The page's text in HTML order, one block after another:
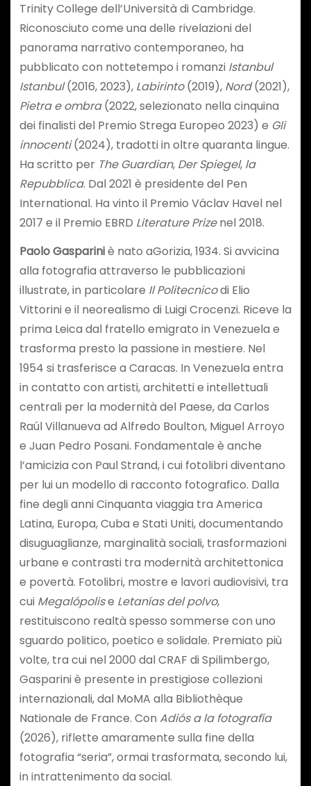
Trinity College dell’Università di Cambridge.
Riconosciuto come una delle rivelazioni del
panorama narrativo contemporaneo, ha
pubblicato con nottetempo i romanzi Istanbul
Istanbul(2016, 2023), Labirinto(2019), Nord(2021),
Pietra e ombra(2022, selezionato nella cinquina
dei finalisti del Premio Strega Europeo 2023) e Gli
innocenti(2024), tradotti in oltre quaranta lingue.
Ha scritto per The Guardian, Der Spiegel, la
Repubblica. Dal 2021 è presidente del Pen
International. Ha vinto il Premio Václav Havel nel
2017 e il Premio EBRD Literature Prizenel 2018.
Paolo Gaspariniè nato aGorizia, 1934. Si avvicina
alla fotografia attraverso le pubblicazioni
illustrate, in particolare Il Politecnicodi Elio
Vittorini e il neorealismo di Luigi Crocenzi. Riceve la
prima Leica dal fratello emigrato in Venezuela e
trasforma presto la passione in mestiere. Nel
1954 si trasferisce a Caracas. In Venezuela entra
in contatto con artisti, architetti e intellettuali
centrali per la modernità del Paese, da Carlos
Raúl Villanueva ad Alfredo Boulton, Miguel Arroyo
e Juan Pedro Posani. Fondamentale è anche
l’amicizia con Paul Strand, i cui fotolibri diventano
per lui un modello di racconto fotografico. Dalla
fine degli anni Cinquanta viaggia tra America
Latina, Europa, Cuba e Stati Uniti, documentando
disuguaglianze, marginalità sociali, trasformazioni
urbane e contrasti tra modernità architettonica
e povertà. Fotolibri, mostre e lavori audiovisivi, tra
cui Megalópolise Letanías del polvo,
restituiscono realtà spesso sommerse con uno
sguardo politico, poetico e solidale. Premiato più
volte, tra cui nel 2000 dal CRAF di Spilimbergo,
Gasparini è presente in prestigiose collezioni
internazionali, dal MoMA alla Bibliothèque
Nationale de France. Con Adiós a la fotografía
(2026), riflette amaramente sulla fine della
fotografia “seria”, ormai trasformata, secondo lui,
in intrattenimento da social.